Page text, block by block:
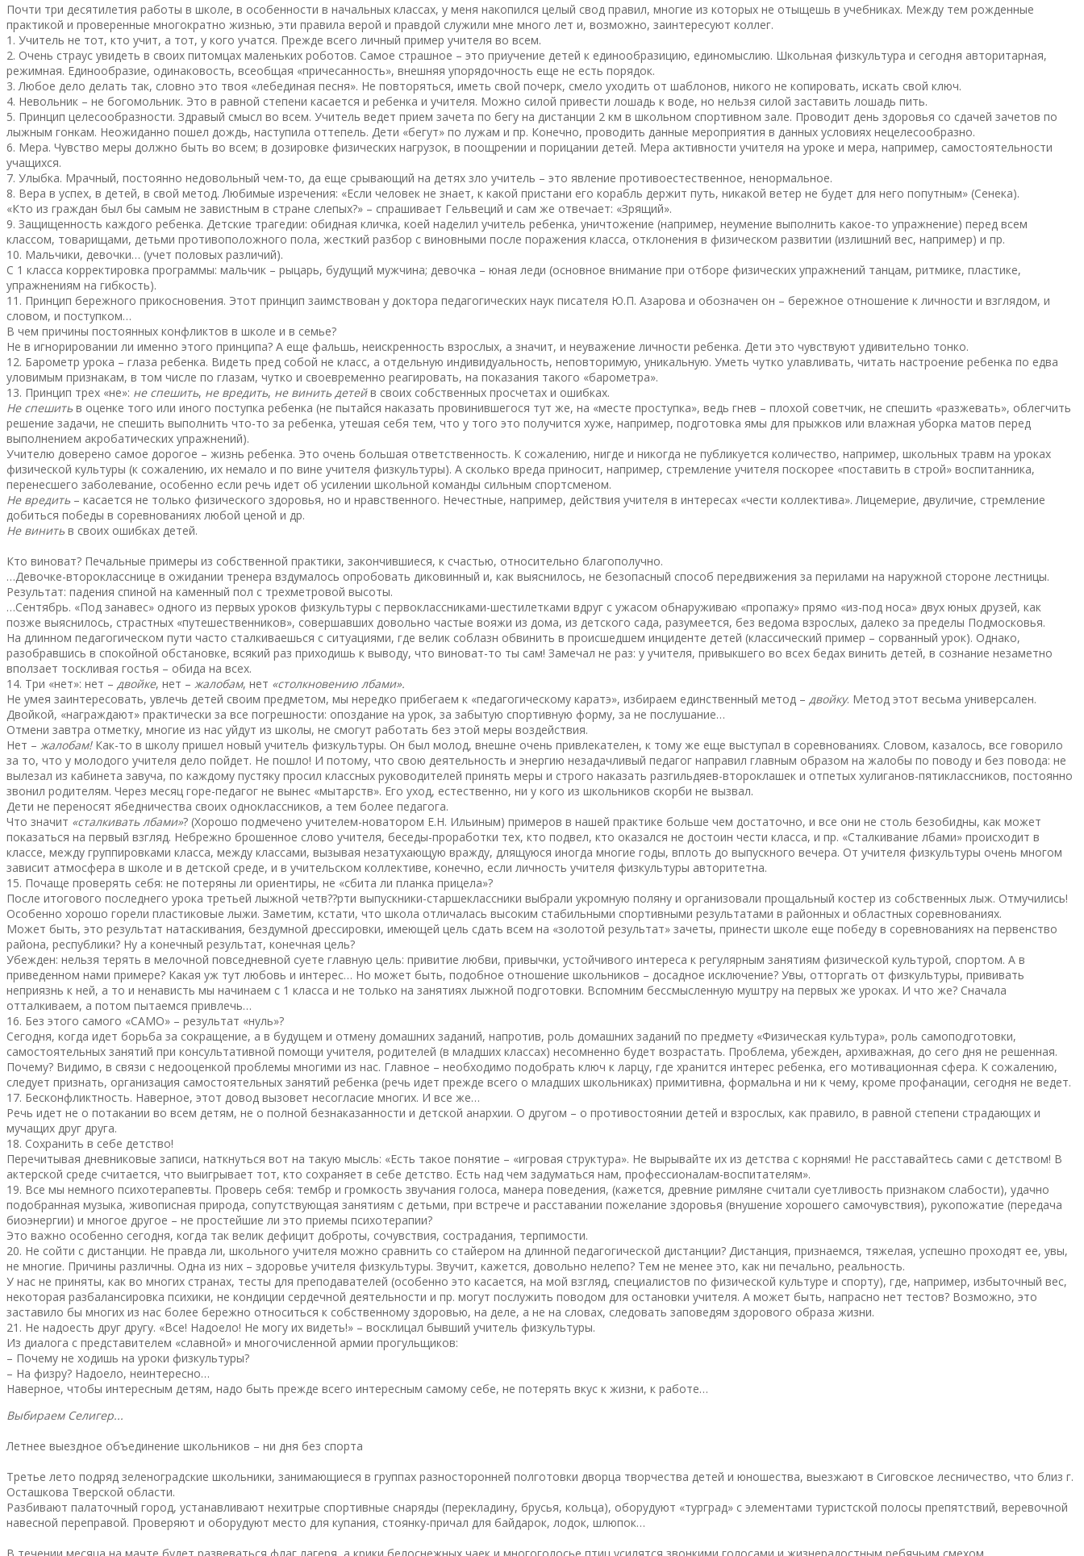
Почти три десятилетия работы в школе, в особенности в начальных классах, у меня накопился целый свод правил, многие из которых не отыщешь в учебниках. Между тем рожденные
практикой и проверенные многократно жизнью, эти правила верой и правдой служили мне много лет и, возможно, заинтересуют коллег.
1. Учитель не тот, кто учит, а тот, у кого учатся. Прежде всего личный пример учителя во всем.
2. Очень страус увидеть в своих питомцах маленьких роботов. Самое страшное – это приучение детей к единообразицию, единомыслию. Школьная физкультура и сегодня авторитарная,
режимная. Единообразие, одинаковость, всеобщая «причесанность», внешняя упорядочность еще не есть порядок.
3. Любое дело делать так, словно это твоя «лебединая песня». Не повторяться, иметь свой почерк, смело уходить от шаблонов, никого не копировать, искать свой ключ.
4. Невольник – не богомольник. Это в равной степени касается и ребенка и учителя. Можно силой привести лошадь к воде, но нельзя силой заставить лошадь пить.
5. Принцип целесообразности. Здравый смысл во всем. Учитель ведет прием зачета по бегу на дистанции 2 км в школьном спортивном зале. Проводит день здоровья со сдачей зачетов по
лыжным гонкам. Неожиданно пошел дождь, наступила оттепель. Дети «бегут» по лужам и пр. Конечно, проводить данные мероприятия в данных условиях нецелесообразно.
6. Мера. Чувство меры должно быть во всем; в дозировке физических нагрузок, в поощрении и порицании детей. Мера активности учителя на уроке и мера, например, самостоятельности
учащихся.
7. Улыбка. Мрачный, постоянно недовольный чем-то, да еще срывающий на детях зло учитель – это явление противоестественное, ненормальное.
8. Вера в успех, в детей, в свой метод. Любимые изречения: «Если человек не знает, к какой пристани его корабль держит путь, никакой ветер не будет для него попутным» (Сенека).
«Кто из граждан был бы самым не завистным в стране слепых?» – спрашивает Гельвеций и сам же отвечает: «Зрящий».
9. Защищенность каждого ребенка. Детские трагедии: обидная кличка, коей наделил учитель ребенка, уничтожение (например, неумение выполнить какое-то упражнение) перед всем
классом, товарищами, детьми противоположного пола, жесткий разбор с виновными после поражения класса, отклонения в физическом развитии (излишний вес, например) и пр.
10. Мальчики, девочки… (учет половых различий).
С 1 класса корректировка программы: мальчик – рыцарь, будущий мужчина; девочка – юная леди (основное внимание при отборе физических упражнений танцам, ритмике, пластике,
упражнениям на гибкость).
11. Принцип бережного прикосновения. Этот принцип заимствован у доктора педагогических наук писателя Ю.П. Азарова и обозначен он – бережное отношение к личности и взглядом, и
словом, и поступком…
В чем причины постоянных конфликтов в школе и в семье?
Не в игнорировании ли именно этого принципа? А еще фальшь, неискренность взрослых, а значит, и неуважение личности ребенка. Дети это чувствуют удивительно тонко.
12. Барометр урока – глаза ребенка. Видеть пред собой не класс, а отдельную индивидуальность, неповторимую, уникальную. Уметь чутко улавливать, читать настроение ребенка по едва
уловимым признакам, в том числе по глазам, чутко и своевременно реагировать, на показания такого «барометра».
13. Принцип трех «не»: не спешить, не вредить, не винить детейв своих собственных просчетах и ошибках.
Не спешить в оценке того или иного поступка ребенка (не пытайся наказать провинившегося тут же, на «месте проступка», ведь гнев – плохой советчик, не спешить «разжевать», облегчить
решение задачи, не спешить выполнить что-то за ребенка, утешая себя тем, что у того это получится хуже, например, подготовка ямы для прыжков или влажная уборка матов перед
выполнением акробатических упражнений).
Учителю доверено самое дорогое – жизнь ребенка. Это очень большая ответственность. К сожалению, нигде и никогда не публикуется количество, например, школьных травм на уроках
физической культуры (к сожалению, их немало и по вине учителя физкультуры). А сколько вреда приносит, например, стремление учителя поскорее «поставить в строй» воспитанника,
перенесшего заболевание, особенно если речь идет об усилении школьной команды сильным спортсменом.
Не вредить – касается не только физического здоровья, но и нравственного. Нечестные, например, действия учителя в интересах «чести коллектива». Лицемерие, двуличие, стремление
добиться победы в соревнованиях любой ценой и др.
Не винить в своих ошибках детей.
Кто виноват? Печальные примеры из собственной практики, закончившиеся, к счастью, относительно благополучно.
…Девочке-второкласснице в ожидании тренера вздумалось опробовать диковинный и, как выяснилось, не безопасный способ передвижения за перилами на наружной стороне лестницы.
Результат: падения спиной на каменный пол с трехметровой высоты.
…Сентябрь. «Под занавес» одного из первых уроков физкультуры с первоклассниками-шестилетками вдруг с ужасом обнаруживаю «пропажу» прямо «из-под носа» двух юных друзей, как
позже выяснилось, страстных «путешественников», совершавших довольно частые вояжи из дома, из детского сада, разумеется, без ведома взрослых, далеко за пределы Подмосковья.
На длинном педагогическом пути часто сталкиваешься с ситуациями, где велик соблазн обвинить в происшедшем инциденте детей (классический пример – сорванный урок). Однако,
разобравшись в спокойной обстановке, всякий раз приходишь к выводу, что виноват-то ты сам! Замечал не раз: у учителя, привыкшего во всех бедах винить детей, в сознание незаметно
вползает тоскливая гостья – обида на всех.
14. Три «нет»: нет – двойке, нет – жалобам, нет «столкновению лбами».
Не умея заинтересовать, увлечь детей своим предметом, мы нередко прибегаем к «педагогическому каратэ», избираем единственный метод – двойку. Метод этот весьма универсален.
Двойкой, «награждают» практически за все погрешности: опоздание на урок, за забытую спортивную форму, за не послушание…
Отмени завтра отметку, многие из нас уйдут из школы, не смогут работать без этой меры воздействия.
Нет – жалобам! Как-то в школу пришел новый учитель физкультуры. Он был молод, внешне очень привлекателен, к тому же еще выступал в соревнованиях. Словом, казалось, все говорило
за то, что у молодого учителя дело пойдет. Не пошло! И потому, что свою деятельность и энергию незадачливый педагог направил главным образом на жалобы по поводу и без повода: не
вылезал из кабинета завуча, по каждому пустяку просил классных руководителей принять меры и строго наказать разгильдяев-второклашек и отпетых хулиганов-пятиклассников, постоянно
звонил родителям. Через месяц горе-педагог не вынес «мытарств». Его уход, естественно, ни у кого из школьников скорби не вызвал.
Дети не переносят ябедничества своих одноклассников, а тем более педагога.
Что значит «сталкивать лбами»? (Хорошо подмечено учителем-новатором Е.Н. Ильиным) примеров в нашей практике больше чем достаточно, и все они не столь безобидны, как может
показаться на первый взгляд. Небрежно брошенное слово учителя, беседы-проработки тех, кто подвел, кто оказался не достоин чести класса, и пр. «Сталкивание лбами» происходит в
классе, между группировками класса, между классами, вызывая незатухающую вражду, длящуюся иногда многие годы, вплоть до выпускного вечера. От учителя физкультуры очень многом
зависит атмосфера в школе и в детской среде, и в учительском коллективе, конечно, если личность учителя физкультуры авторитетна.
15. Почаще проверять себя: не потеряны ли ориентиры, не «сбита ли планка прицела»?
После итогового последнего урока третьей лыжной четв??рти выпускники-старшеклассники выбрали укромную поляну и организовали прощальный костер из собственных лыж. Отмучились!
Особенно хорошо горели пластиковые лыжи. Заметим, кстати, что школа отличалась высоким стабильными спортивными результатами в районных и областных соревнованиях.
Может быть, это результат натаскивания, бездумной дрессировки, имеющей цель сдать всем на «золотой результат» зачеты, принести школе еще победу в соревнованиях на первенство
района, республики? Ну а конечный результат, конечная цель?
Убежден: нельзя терять в мелочной повседневной суете главную цель: привитие любви, привычки, устойчивого интереса к регулярным занятиям физической культурой, спортом. А в
приведенном нами примере? Какая уж тут любовь и интерес… Но может быть, подобное отношение школьников – досадное исключение? Увы, отторгать от физкультуры, прививать
неприязнь к ней, а то и ненависть мы начинаем с 1 класса и не только на занятиях лыжной подготовки. Вспомним бессмысленную муштру на первых же уроках. И что же? Сначала
отталкиваем, а потом пытаемся привлечь…
16. Без этого самого «САМО» – результат «нуль»?
Сегодня, когда идет борьба за сокращение, а в будущем и отмену домашних заданий, напротив, роль домашних заданий по предмету «Физическая культура», роль самоподготовки,
самостоятельных занятий при консультативной помощи учителя, родителей (в младших классах) несомненно будет возрастать. Проблема, убежден, архиважная, до сего дня не решенная.
Почему? Видимо, в связи с недооценкой проблемы многими из нас. Главное – необходимо подобрать ключ к ларцу, где хранится интерес ребенка, его мотивационная сфера. К сожалению,
следует признать, организация самостоятельных занятий ребенка (речь идет прежде всего о младших школьниках) примитивна, формальна и ни к чему, кроме профанации, сегодня не ведет.
17. Бесконфликтность. Наверное, этот довод вызовет несогласие многих. И все же…
Речь идет не о потакании во всем детям, не о полной безнаказанности и детской анархии. О другом – о противостоянии детей и взрослых, как правило, в равной степени страдающих и
мучащих друг друга.
18. Сохранить в себе детство!
Перечитывая дневниковые записи, наткнуться вот на такую мысль: «Есть такое понятие – «игровая структура». Не вырывайте их из детства с корнями! Не расставайтесь сами с детством! В
актерской среде считается, что выигрывает тот, кто сохраняет в себе детство. Есть над чем задуматься нам, профессионалам-воспитателям».
19. Все мы немного психотерапевты. Проверь себя: тембр и громкость звучания голоса, манера поведения, (кажется, древние римляне считали суетливость признаком слабости), удачно
подобранная музыка, живописная природа, сопутствующая занятиям с детьми, при встрече и расставании пожелание здоровья (внушение хорошего самочувствия), рукопожатие (передача
биоэнергии) и многое другое – не простейшие ли это приемы психотерапии?
Это важно особенно сегодня, когда так велик дефицит доброты, сочувствия, сострадания, терпимости.
20. Не сойти с дистанции. Не правда ли, школьного учителя можно сравнить со стайером на длинной педагогической дистанции? Дистанция, признаемся, тяжелая, успешно проходят ее, увы,
не многие. Причины различны. Одна из них – здоровье учителя физкультуры. Звучит, кажется, довольно нелепо? Тем не менее это, как ни печально, реальность.
У нас не приняты, как во многих странах, тесты для преподавателей (особенно это касается, на мой взгляд, специалистов по физической культуре и спорту), где, например, избыточный вес,
некоторая разбалансировка психики, не кондиции сердечной деятельности и пр. могут послужить поводом для остановки учителя. А может быть, напрасно нет тестов? Возможно, это
заставило бы многих из нас более бережно относиться к собственному здоровью, на деле, а не на словах, следовать заповедям здорового образа жизни.
21. Не надоесть друг другу. «Все! Надоело! Не могу их видеть!» – восклицал бывший учитель физкультуры.
Из диалога с представителем «славной» и многочисленной армии прогульщиков:
– Почему не ходишь на уроки физкультуры?
– На физру? Надоело, неинтересно…
Наверное, чтобы интересным детям, надо быть прежде всего интересным самому себе, не потерять вкус к жизни, к работе…
Выбираем Селигер...
Летнее выездное объединение школьников – ни дня без спорта
Третье лето подряд зеленоградские школьники, занимающиеся в группах разносторонней полготовки дворца творчества детей и юношества, выезжают в Сиговское лесничество, что близ г.
Осташкова Тверской области.
Разбивают палаточный город, устанавливают нехитрые спортивные снаряды (перекладину, брусья, кольца), оборудуют «турград» с элементами туристской полосы препятствий, веревочной
навесной переправой. Проверяют и оборудуют место для купания, стоянку-причал для байдарок, лодок, шлюпок…